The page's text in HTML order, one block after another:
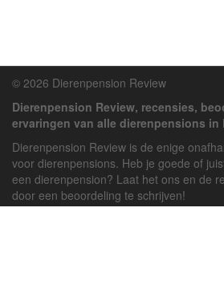
© 2026 Dierenpension Review
Dierenpension Review, recensies,
ervaringen van alle dierenpensions in
Dierenpension Review is de enige
voor dierenpensions. Heb je goede of
een dierenpension? Laat het ons en de
door een beoordeling te schrijven!